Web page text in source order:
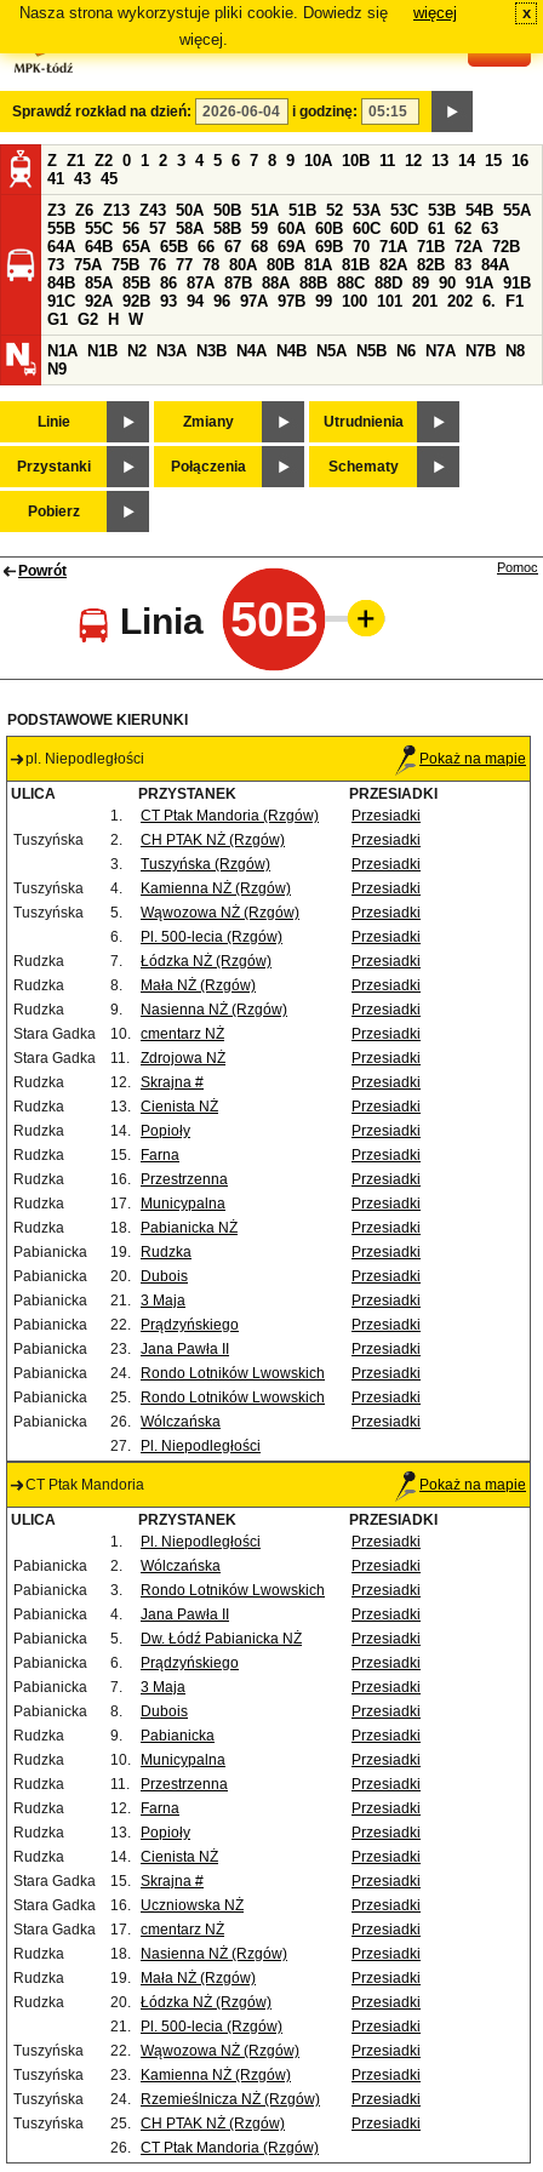
Nasza strona wykorzystuje pliki cookie. Dowiedz się
więcej.
więcej x
Sprawdź rozkład na dzień: i godzinę:
Z Z1 Z2 0 1 2 3 4 5 6 7 8 9 10A 10B 11 12 13 14 15 16
41 43 45
Z3 Z6 Z13 Z43 50A 50B 51A 51B 52 53A 53C 53B 54B 55A
55B 55C 56 57 58A 58B 59 60A 60B 60C 60D 61 62 63
64A 64B 65A 65B 66 67 68 69A 69B 70 71A 71B 72A 72B
73 75A 75B 76 77 78 80A 80B 81A 81B 82A 82B 83 84A
84B 85A 85B 86 87A 87B 88A 88B 88C 88D 89 90 91A 91B
91C 92A 92B 93 94 96 97A 97B 99 100 101 201 202 6.
F1
G1 G2 H
W
N1A
N1B N2 N3A N3B N4A N4B N5A N5B N6 N7A N7B
N8
N9
Linie Zmiany Utrudnienia
Przystanki Połączenia Schematy
Pobierz
Powrót
Linia 50B
Pomoc
PODSTAWOWE KIERUNKI
pl. Niepodległości Pokaż na mapie
ULICA PRZYSTANEK
PRZESIADKI
1.
CT Ptak Mandoria (Rzgów)
Przesiadki
Tuszyńska
2. CH PTAK NŻ (Rzgów)
Przesiadki
3.
Tuszyńska (Rzgów)
Przesiadki
Tuszyńska
4. Kamienna NŻ (Rzgów)
Przesiadki
Tuszyńska
5. Wąwozowa NŻ (Rzgów)
Przesiadki
6.
Pl. 500-lecia (Rzgów)
Przesiadki
Rudzka
7. Łódzka NŻ (Rzgów)
Przesiadki
Rudzka
8. Mała NŻ (Rzgów)
Przesiadki
Rudzka
9. Nasienna NŻ (Rzgów)
Przesiadki
Stara Gadka
10. cmentarz NŻ
Przesiadki
Stara Gadka
11. Zdrojowa NŻ
Przesiadki
Rudzka
12. Skrajna #
Przesiadki
Rudzka
13. Cienista NŻ
Przesiadki
Rudzka
14. Popioły
Przesiadki
Rudzka
15. Farna
Przesiadki
Rudzka
16. Przestrzenna
Przesiadki
Rudzka
17. Municypalna
Przesiadki
Rudzka
18. Pabianicka NŻ
Przesiadki
Pabianicka
19. Rudzka
Przesiadki
Pabianicka
20. Dubois
Przesiadki
Pabianicka
21. 3 Maja
Przesiadki
Pabianicka
22. Prądzyńskiego
Przesiadki
Pabianicka
23. Jana Pawła II
Przesiadki
Pabianicka
24. Rondo Lotników Lwowskich
Przesiadki
Pabianicka
25. Rondo Lotników Lwowskich
Przesiadki
Pabianicka
26. Wólczańska
Przesiadki
27.
Pl. Niepodległości
CT Ptak Mandoria Pokaż na mapie
ULICA PRZYSTANEK
PRZESIADKI
1.
Pl. Niepodległości
Przesiadki
Pabianicka
2. Wólczańska
Przesiadki
Pabianicka
3. Rondo Lotników Lwowskich
Przesiadki
Pabianicka
4. Jana Pawła II
Przesiadki
Pabianicka
5. Dw. Łódź Pabianicka NŻ
Przesiadki
Pabianicka
6. Prądzyńskiego
Przesiadki
Pabianicka
7. 3 Maja
Przesiadki
Pabianicka
8. Dubois
Przesiadki
Rudzka
9. Pabianicka
Przesiadki
Rudzka
10. Municypalna
Przesiadki
Rudzka
11. Przestrzenna
Przesiadki
Rudzka
12. Farna
Przesiadki
Rudzka
13. Popioły
Przesiadki
Rudzka
14. Cienista NŻ
Przesiadki
Stara Gadka
15. Skrajna #
Przesiadki
Stara Gadka
16. Uczniowska NŻ
Przesiadki
Stara Gadka
17. cmentarz NŻ
Przesiadki
Rudzka
18. Nasienna NŻ (Rzgów)
Przesiadki
Rudzka
19. Mała NŻ (Rzgów)
Przesiadki
Rudzka
20. Łódzka NŻ (Rzgów)
Przesiadki
21.
Pl. 500-lecia (Rzgów)
Przesiadki
Tuszyńska
22. Wąwozowa NŻ (Rzgów)
Przesiadki
Tuszyńska
23. Kamienna NŻ (Rzgów)
Przesiadki
Tuszyńska
24. Rzemieślnicza NŻ (Rzgów)
Przesiadki
Tuszyńska
25. CH PTAK NŻ (Rzgów)
Przesiadki
26. CT Ptak Mandoria (Rzgów)